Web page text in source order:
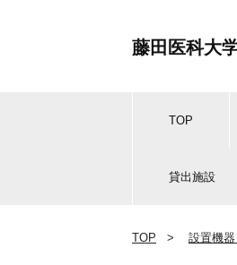
藤田医科大
TOP
貸出施設
TOP > 設置機